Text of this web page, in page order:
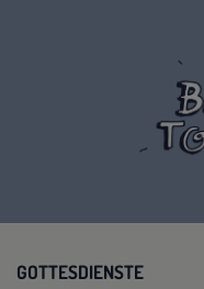
GOTTESDIENSTE